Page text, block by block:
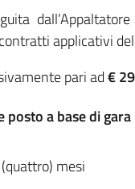
applicativi
pari ad€
a base di gara
mesi